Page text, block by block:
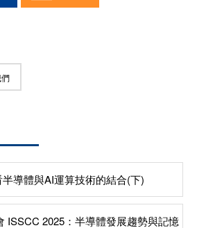
導體與AI運算技術的結合(下)
ISSCC 2025：半導體發展趨勢與記憶